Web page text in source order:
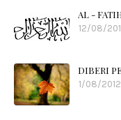
AL -
12/08/
DIBERI
1/08/